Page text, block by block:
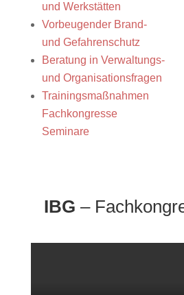
und Werkstätten
Vorbeugender Brand-
und Gefahrenschutz
Beratung in Verwaltungs-
und Organisationsfragen
Trainingsmaßnahmen
Fachkongresse
Seminare
IBG –